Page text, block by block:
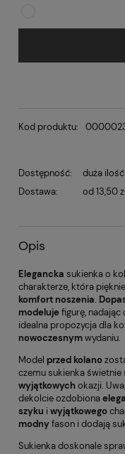
Kod produktu:
Dostępność:
duża ilość
Dostawa:
od 13,50
Opis
Elegancka sukienka o
charakterze, która pięknie
komfort noszenia.
modelujefigurę, nadając
idealna propozycja dla
nowoczesnymwydaniu.
Model przed kolano
czemu sukienka
wyjątkowych okazji.
dekolcie ozdobiona
szyku i wyjątkowego
modnyfason i dodają
Sukienka doskonale